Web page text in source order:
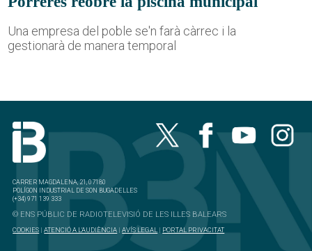
Una empresa del poble se'n farà càrrec i la
gestionarà de manera temporal
CARRER MAGDALENA, 21, 07180
POLÍGON INDUSTRIAL DE SON BUGADELLES
(+34) 971 139 333
© ENS PÚBLIC DE RADIOTELEVISIÓ DE LES ILLES BALEARS
COOKIES |ATENCIÓ A L'AUDIÈNCIA |AVÍS LEGAL | PORTAL PRIVACITAT